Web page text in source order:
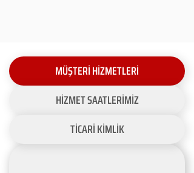
MÜŞTERİ HİZMETLERİ
HİZMET SAATLERİMİZ
TİCARİ KİMLİK